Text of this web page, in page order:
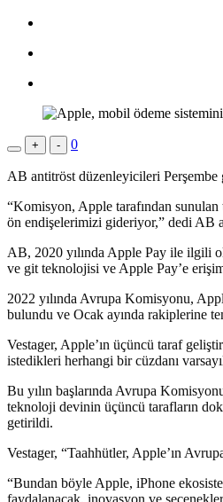
+ - 0
AB antitröst düzenleyicileri
“Komisyon, Apple tarafından sunulan
ön endişelerimizi gideriyor,” dedi AB
AB, 2020 yılında Apple Pay ile ilgili
ve git teknolojisi ve Apple Pay’e
2022 yılında Avrupa Komisyonu,
bulundu ve Ocak ayında rakiplerine
Vestager, Apple’ın üçüncü taraf
istedikleri herhangi bir cüzdanı
Bu yılın başlarında Avrupa
teknoloji devinin üçüncü tarafların
getirildi.
Vestager, “Taahhütler, Apple’ın
“Bundan böyle Apple, iPhone
faydalanacak, inovasyon ve